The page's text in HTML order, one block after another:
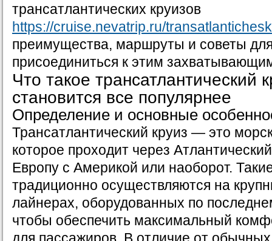
трансатлантических круизов
https://cruise.nevatrip.ru/
преимущества, маршруты и советы для
присоединиться к этим
Что такое трансатлантический
становится все популярнее
Определение и основные
Трансатлантический круиз — это
которое проходит через
Европу с Америкой или наоборот.
традиционно осуществляются на
лайнерах, оборудованных по
чтобы обеспечить максимальный